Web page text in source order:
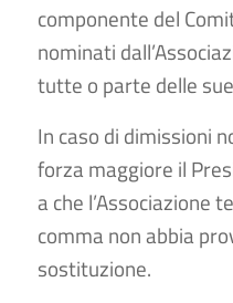
componente del
nominati
tutte o parte delle
In caso di dimissioni
forza maggiore il
a che l’Associazione
comma non abbia
sostituzione.